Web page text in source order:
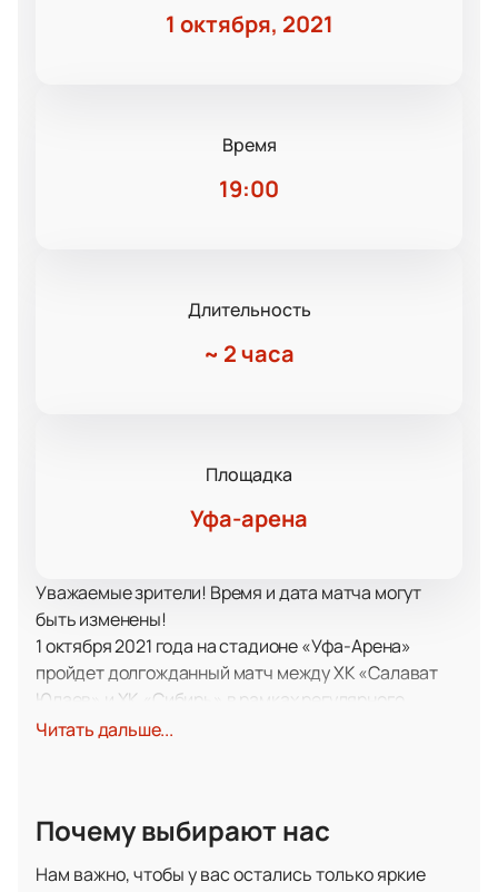
1 октября, 2021
Время
19:00
Длительность
~ 2 часа
Площадка
Уфа-арена
Уважаемые зрители! Время и дата матча могут
быть изменены!
1 октября 2021 года на стадионе «Уфа-Арена»
пройдет долгожданный матч между ХК «Салават
Юлаев» и ХК «Сибирь» в рамках регулярного
чемпионата КХЛ.
момента ее основания. За плечами уфимцев –
турнира, звание дважды чемпионов России и
Читать дальше...
Почему выбирают нас
Нам важно, чтобы у вас остались только яркие